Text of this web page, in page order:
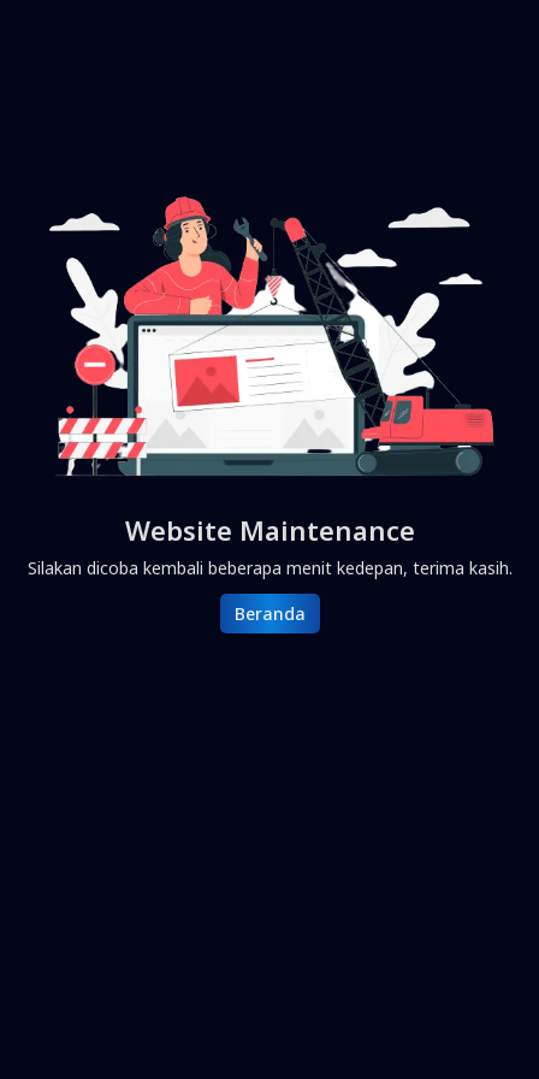
Website Maintenance
Silakan dicoba kembali beberapa menit kedepan, terima kasih.
Beranda